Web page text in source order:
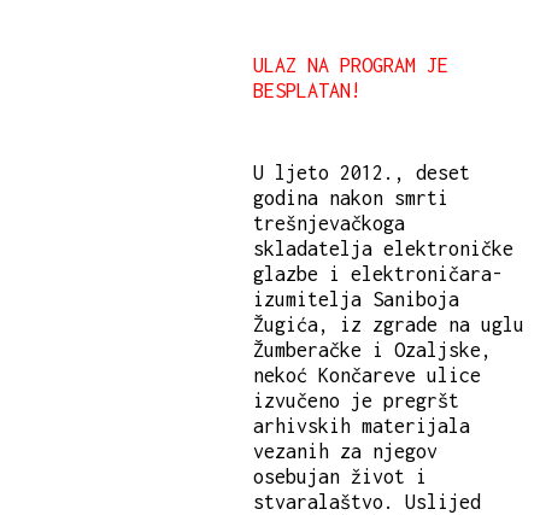
ULAZ NA PROGRAM JE
BESPLATAN!
U ljeto 2012., deset
godina nakon smrti
trešnjevačkoga
skladatelja elektroničke
glazbe i elektroničara-
izumitelja Saniboja
Žugića, iz zgrade na uglu
Žumberačke i Ozaljske,
nekoć Končareve ulice
izvučeno je pregršt
arhivskih materijala
vezanih za njegov
osebujan život i
stvaralaštvo. Uslijed